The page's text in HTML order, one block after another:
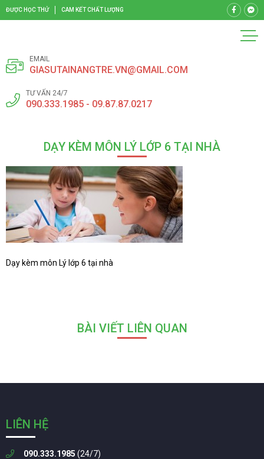
ĐƯỢC HỌC THỬ CAM KẾT CHẤT LƯỢNG
EMAIL
GIASUTAINANGTRE.VN@GMAIL.COM
TƯ VẤN 24/7
090.333.1985 - 09.87.87.0217
DẠY KÈM MÔN LÝ LỚP 6 TẠI NHÀ
Dạy kèm môn Lý lớp 6 tại nhà
BÀI VIẾT LIÊN QUAN
LIÊN HỆ
090.333.1985 (24/7)